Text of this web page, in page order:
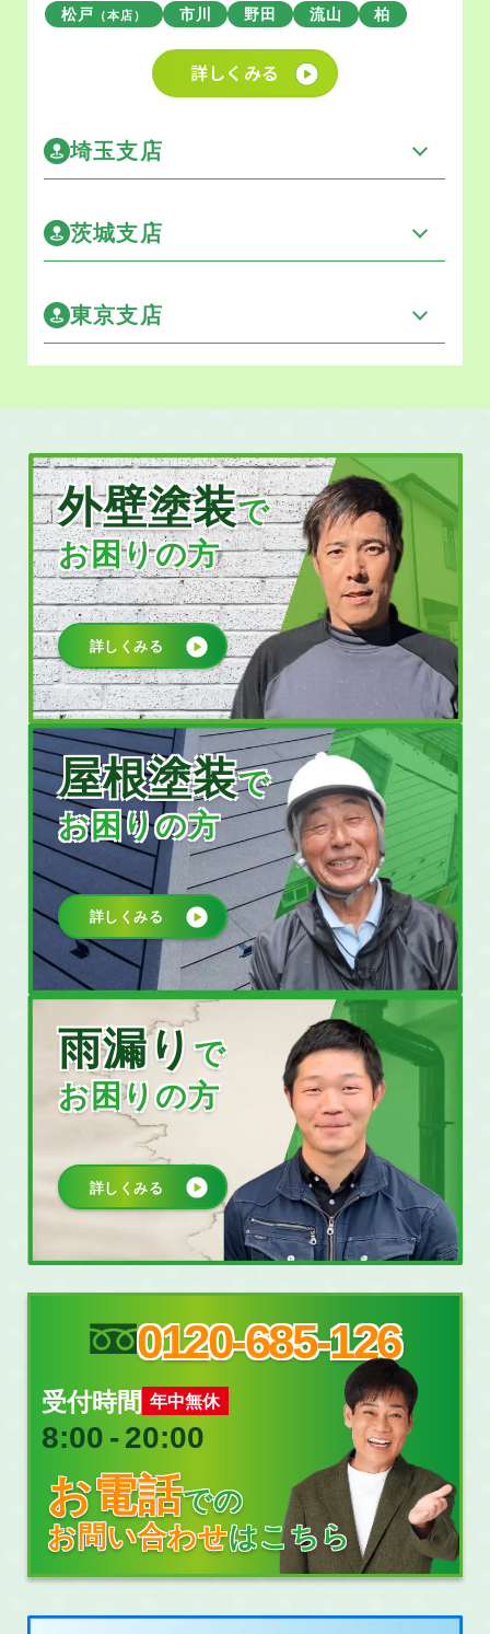
松戸 （本店） 市川 野田 流山 柏
詳しくみる
埼玉支店
茨城支店
東京支店
外壁塗装で
お困りの方
詳しくみる
屋根塗装で
お困りの方
詳しくみる
雨漏りで
お困りの方
詳しくみる
0120-685-126
受付時間 年中無休
8:00 ‐20:00
お電話での
お問い合わせはこちら